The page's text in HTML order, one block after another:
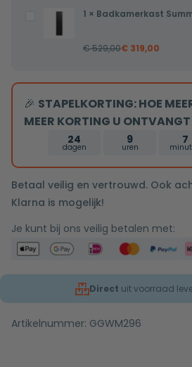
één-
aansluitslangen
Badkamerkast
Summer
1 × Badkamerkast
€529,00€ 319,00
🎉 STAPELKORTING: HOE
MEER KORTING U
24
dagen
9
uren
7
Betaal veilig en vertrouwd. Ook
Klarna is mogelijk!
Je kunt bij ons veilig betalen met:
Direct uit voorraad
Artikelnummer: GGWM296